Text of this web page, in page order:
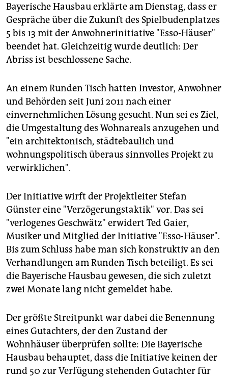
abo
genossenschaft
epaper login
Bayerische Hausbau erklärte am Dienstag, dass er
Gespräche über die Zukunft des Spielbudenplatzes
5 bis 13 mit der Anwohnerinitiative "Esso-Häuser"
beendet hat. Gleichzeitig wurde deutlich: Der
Abriss ist beschlossene Sache.
An einem Runden Tisch hatten Investor, Anwohner
und Behörden seit Juni 2011 nach einer
einvernehmlichen Lösung gesucht. Nun sei es Ziel,
die Umgestaltung des Wohnareals anzugehen und
"ein architektonisch, städtebaulich und
wohnungspolitisch überaus sinnvolles Projekt zu
verwirklichen".
Der Initiative wirft der Projektleiter Stefan
Günster eine "Verzögerungstaktik" vor. Das sei
"verlogenes Geschwätz" erwidert Ted Gaier,
Musiker und Mitglied der Initiative "Esso-Häuser".
Bis zum Schluss habe man sich konstruktiv an den
Verhandlungen am Runden Tisch beteiligt. Es sei
die Bayerische Hausbau gewesen, die sich zuletzt
zwei Monate lang nicht gemeldet habe.
Der größte Streitpunkt war dabei die Benennung
eines Gutachters, der den Zustand der
Wohnhäuser überprüfen sollte: Die Bayerische
Hausbau behauptet, dass die Initiative keinen der
rund 50 zur Verfügung stehenden Gutachter für